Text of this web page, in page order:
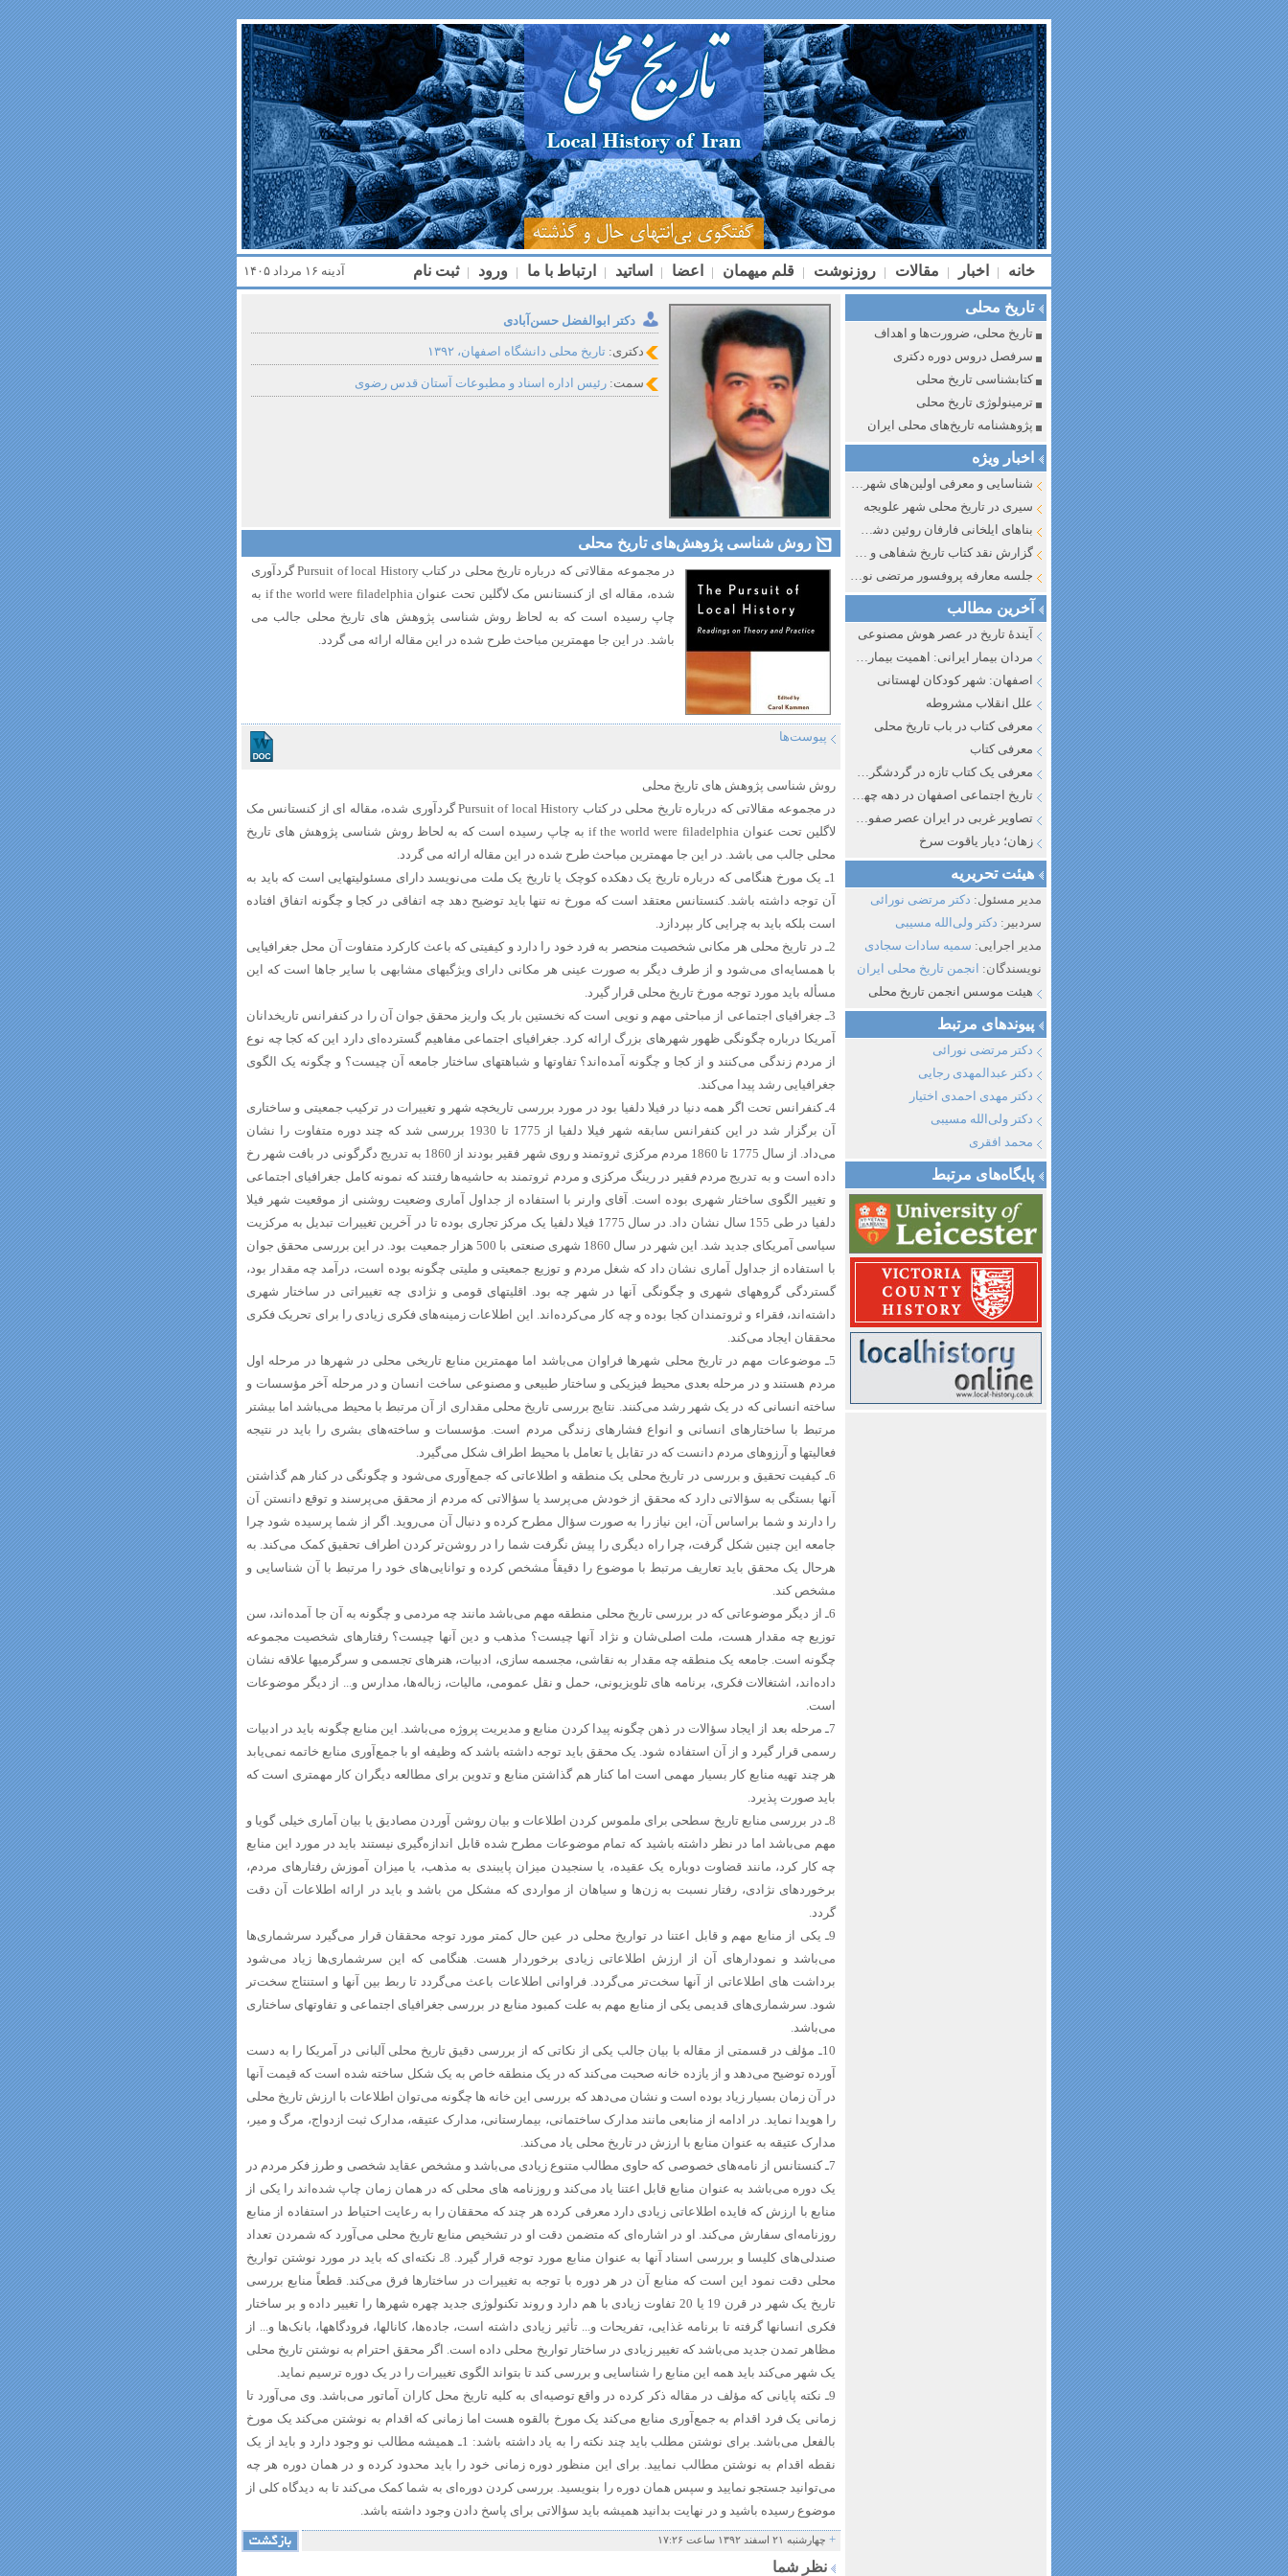
خانه | اخبار | مقالات | روزنوشت | قلم میهمان | اعضا | اساتید | ارتباط با ما | ورود | ثبت نام آدینه ۱۶ مرداد ۱۴۰۵
تاریخ محلی
تاریخ محلی، ضرورت‌ها و اهداف
سرفصل دروس دوره دکتری
کتابشناسی تاریخ محلی
ترمینولوژی تاریخ محلی
پژوهشنامه تاریخ‌های محلی ایران
اخبار ویژه
شناسایی و معرفی اولین‌های شهر مشهد
سیری در تاریخ محلی شهر علویجه
بناهای ایلخانی فارفان روئین دشت اصفهان
گزارش نقد کتاب تاریخ شفاهی و جایگاه آن در تاریخ نگاری معاصر ایران ۱۳۸۵-۱۳۵۸
جلسه معارفه پروفسور مرتضی نورائی در دپارتمان شرق‌شناسی دانشگاه صوفیا، بلغارستان
آخرین مطالب
آیندهٔ تاریخ در عصر هوش مصنوعی
مردان بیمار ایرانی: اهمیت بیماری به عنوان عاملی در تفسیر تاریخ سیاسی ایران جدید
اصفهان: شهر کودکان لهستانی
علل انقلاب مشروطه
معرفی کتاب در باب تاریخ محلی
معرفی کتاب
معرفی یک کتاب تازه در گردشگری اصفهان
تاریخ اجتماعی اصفهان در دهه چهل و پنجاه از نگاه طنز نوروز جمشاد
تصاویر غربی در ایران عصر صفوی و قاجار
زهان؛ دیار یاقوت سرخ
هیئت تحریریه
مدیر مسئول: دکتر مرتضی نورائی
سردبیر: دکتر ولی‌الله مسیبی
مدیر اجرایی: سمیه سادات سجادی
نویسندگان: انجمن تاریخ محلی ایران
هیئت موسس انجمن تاریخ محلی
پیوند‌های مرتبط
دکتر مرتضی نورائی
دکتر عبدالمهدی رجایی
دکتر مهدی احمدی اختیار
دکتر ولی‌الله مسیبی
محمد افقری
پایگاه‌های مرتبط
دکتر ابوالفضل حسن‌آبادی
دکتری: تاریخ محلی دانشگاه اصفهان، ۱۳۹۲
سمت: رئیس اداره اسناد و مطبوعات آستان قدس رضوی
روش شناسی پژوهش‌های تاریخ محلی
در مجموعه مقالاتی که درباره تاریخ محلی در کتاب Pursuit of local History گردآوری
شده، مقاله ای از کنستانس مک لاگلین تحت عنوان if the world were filadelphia به
چاپ رسیده است که به لحاظ روش شناسی پژوهش های تاریخ محلی جالب می
باشد. در این جا مهمترین مباحث طرح شده در این مقاله ارائه می گردد.
پیوست‌ها
روش شناسی پژوهش های تاریخ محلی
در مجموعه مقالاتی که درباره تاریخ محلی در کتاب Pursuit of local History گردآوری شده، مقاله ای از کنستانس مک
لاگلین تحت عنوان if the world were filadelphia به چاپ رسیده است که به لحاظ روش شناسی پژوهش های تاریخ
محلی جالب می باشد. در این جا مهمترین مباحث طرح شده در این مقاله ارائه می گردد.
1ـ یک مورخ هنگامی که درباره تاریخ یک دهکده کوچک یا تاریخ یک ملت می‌نویسد دارای مسئولیتهایی است که باید به
آن توجه داشته باشد. کنستانس معتقد است که مورخ نه تنها باید توضیح دهد چه اتفاقی در کجا و چگونه اتفاق افتاده
است بلکه باید به چرایی کار بپردازد.
2ـ در تاریخ محلی هر مکانی شخصیت منحصر به فرد خود را دارد و کیفیتی که باعث کارکرد متفاوت آن محل جغرافیایی
با همسایه‌ای می‌شود و از طرف دیگر به صورت عینی هر مکانی دارای ویژگیهای مشابهی با سایر جاها است که این
مسأله باید مورد توجه مورخ تاریخ محلی قرار گیرد.
3ـ جغرافیای اجتماعی از مباحثی مهم و نویی است که نخستین بار یک واریز محقق جوان آن را در کنفرانس تاریخدانان
آمریکا درباره چگونگی ظهور شهرهای بزرگ ارائه کرد. جغرافیای اجتماعی مفاهیم گسترده‌ای دارد این که کجا چه نوع
از مردم زندگی می‌کنند و از کجا و چگونه آمده‌اند؟ تفاوتها و شباهتهای ساختار جامعه آن چیست؟ و چگونه یک الگوی
جغرافیایی رشد پیدا می‌کند.
4ـ کنفرانس تحت اگر همه دنیا در فیلا دلفیا بود در مورد بررسی تاریخچه شهر و تغییرات در ترکیب جمعیتی و ساختاری
آن برگزار شد در این کنفرانس سابقه شهر فیلا دلفیا از 1775 تا 1930 بررسی شد که چند دوره متفاوت را نشان
می‌داد. از سال 1775 تا 1860 مردم مرکزی ثروتمند و روی شهر فقیر بودند از 1860 به تدریج دگرگونی در بافت شهر رخ
داده است و به تدریج مردم فقیر در رینگ مرکزی و مردم ثروتمند به حاشیه‌ها رفتند که نمونه کامل جغرافیای اجتماعی
و تغییر الگوی ساختار شهری بوده است. آقای وارنر با استفاده از جداول آماری وضعیت روشنی از موقعیت شهر فیلا
دلفیا در طی 155 سال نشان داد. در سال 1775 فیلا دلفیا یک مرکز تجاری بوده تا در آخرین تغییرات تبدیل به مرکزیت
سیاسی آمریکای جدید شد. این شهر در سال 1860 شهری صنعتی با 500 هزار جمعیت بود. در این بررسی محقق جوان
با استفاده از جداول آماری نشان داد که شغل مردم و توزیع جمعیتی و ملیتی چگونه بوده است، درآمد چه مقدار بود،
گستردگی گروههای شهری و چگونگی آنها در شهر چه بود. اقلیتهای قومی و نژادی چه تغییراتی در ساختار شهری
داشته‌اند، فقراء و ثروتمندان کجا بوده و چه کار می‌کرده‌اند. این اطلاعات زمینه‌های فکری زیادی را برای تحریک فکری
محققان ایجاد می‌کند.
5ـ موضوعات مهم در تاریخ محلی شهرها فراوان می‌باشد اما مهمترین منابع تاریخی محلی در شهرها در مرحله اول
مردم هستند و در مرحله بعدی محیط فیزیکی و ساختار طبیعی و مصنوعی ساخت انسان و در مرحله آخر مؤسسات و
ساخته انسانی که در یک شهر رشد می‌کنند. نتایج بررسی تاریخ محلی مقداری از آن مرتبط با محیط می‌‍باشد اما بیشتر
مرتبط با ساختارهای انسانی و انواع فشارهای زندگی مردم است. مؤسسات و ساخته‌های بشری را باید در نتیجه
فعالیتها و آرزوهای مردم دانست که در تقابل یا تعامل با محیط اطراف شکل می‌گیرد.
6ـ کیفیت تحقیق و بررسی در تاریخ محلی یک منطقه و اطلاعاتی که جمع‌آوری می‌شود و چگونگی در کنار هم گذاشتن
آنها بستگی به سؤالاتی دارد که محقق از خودش می‌پرسد یا سؤالاتی که مردم از محقق می‌پرسند و توقع دانستن آن
را دارند و شما براساس آن، این نیاز را به صورت سؤال مطرح کرده و دنبال آن می‌روید. اگر از شما پرسیده شود چرا
جامعه این چنین شکل گرفت، چرا راه دیگری را پیش نگرفت شما را در روشن‌تر کردن اطراف تحقیق کمک می‌کند. به
هرحال یک محقق باید تعاریف مرتبط با موضوع را دقیقاً مشخص کرده و توانایی‌های خود را مرتبط با آن شناسایی و
مشخص کند.
6ـ از دیگر موضوعاتی که در بررسی تاریخ محلی منطقه مهم می‌باشد مانند چه مردمی و چگونه به آن جا آمده‌اند، سن
توزیع چه مقدار هست، ملت اصلی‌شان و نژاد آنها چیست؟ مذهب و دین آنها چیست؟ رفتارهای شخصیت مجموعه
چگونه است. جامعه یک منطقه چه مقدار به نقاشی، مجسمه سازی، ادبیات، هنرهای تجسمی و سرگرمیها علاقه نشان
داده‌اند، اشتغالات فکری، برنامه های تلویزیونی، حمل و نقل عمومی، مالیات، زباله‌ها، مدارس و... از دیگر موضوعات
است.
7ـ مرحله بعد از ایجاد سؤالات در ذهن چگونه پیدا کردن منابع و مدیریت پروژه می‌باشد. این منابع چگونه باید در ادبیات
رسمی قرار گیرد و از آن استفاده شود. یک محقق باید توجه داشته باشد که وظیفه او با جمع‌آوری منابع خاتمه نمی‌یابد
هر چند تهیه منابع کار بسیار مهمی است اما کنار هم گذاشتن منابع و تدوین برای مطالعه دیگران کار مهمتری است که
باید صورت پذیرد.
8ـ در بررسی منابع تاریخ سطحی برای ملموس کردن اطلاعات و بیان روشن آوردن مصادیق یا بیان آماری خیلی گویا و
مهم می‌باشد اما در نظر داشته باشید که تمام موضوعات مطرح شده قابل اندازه‌گیری نیستند باید در مورد این منابع
چه کار کرد، مانند قضاوت دوباره یک عقیده، یا سنجیدن میزان پایبندی به مذهب، یا میزان آموزش رفتارهای مردم،
برخوردهای نژادی، رفتار نسبت به زن‌ها و سیاهان از مواردی که مشکل من باشد و باید در ارائه اطلاعات آن دقت
گردد.
9ـ یکی از منابع مهم و قابل اعتنا در تواریخ محلی در عین حال کمتر مورد توجه محققان قرار می‌گیرد سرشماری‌ها
می‌باشد و نمودارهای آن از ارزش اطلاعاتی زیادی برخوردار هست. هنگامی که این سرشماری‌ها زیاد می‌شود
برداشت های اطلاعاتی از آنها سخت‌تر می‌گردد. فراوانی اطلاعات باعث می‌گردد تا ربط بین آنها و استنتاج سخت‌تر
شود. سرشماری‌های قدیمی یکی از منابع مهم به علت کمبود منابع در بررسی جغرافیای اجتماعی و تفاوتهای ساختاری
می‌باشد.
10ـ مؤلف در قسمتی از مقاله با بیان جالب یکی از نکاتی که از بررسی دقیق تاریخ محلی آلبانی در آمریکا را به دست
آورده توضیح می‌دهد و از یازده خانه صحبت می‌کند که در یک منطقه خاص به یک شکل ساخته شده است که قیمت آنها
در آن زمان بسیار زیاد بوده است و نشان می‌دهد که بررسی این خانه ها چگونه می‌توان اطلاعات با ارزش تاریخ محلی
را هویدا نماید. در ادامه از منابعی مانند مدارک ساختمانی، بیمارستانی، مدارک عتیقه، مدارک ثبت ازدواج، مرگ و میر،
مدارک عتیقه به عنوان منابع با ارزش در تاریخ محلی یاد می‌کند.
7ـ کنستانس از نامه‌های خصوصی که حاوی مطالب متنوع زیادی می‌باشد و مشخص عقاید شخصی و طرز فکر مردم در
یک دوره می‌باشد به عنوان منابع قابل اعتنا یاد می‌کند و روزنامه های محلی که در همان زمان چاپ شده‌اند را یکی از
منابع با ارزش که فایده اطلاعاتی زیادی دارد معرفی کرده هر چند که محققان را به رعایت احتیاط در استفاده از منابع
روزنامه‌ای سفارش می‌کند. او در اشاره‌ای که متضمن دقت او در تشخیص منابع تاریخ محلی می‌آورد که شمردن تعداد
صندلی‌های کلیسا و بررسی اسناد آنها به عنوان منابع مورد توجه قرار گیرد. 8ـ نکته‌ای که باید در مورد نوشتن تواریخ
محلی دقت نمود این است که منابع آن در هر دوره با توجه به تغییرات در ساختارها فرق می‌کند. قطعاً منابع بررسی
تاریخ یک شهر در قرن 19 یا 20 تفاوت زیادی با هم دارد و روند تکنولوژی جدید چهره شهرها را تغییر داده و بر ساختار
فکری انسانها گرفته تا برنامه غذایی، تفریحات و... تأثیر زیادی داشته است، جاده‌ها، کانالها، فرودگاهها، بانک‌ها و... از
مظاهر تمدن جدید می‌باشد که تغییر زیادی در ساختار تواریخ محلی داده است. اگر محقق احترام به نوشتن تاریخ محلی
یک شهر می‌کند باید همه این منابع را شناسایی و بررسی کند تا بتواند الگوی تغییرات را در یک دوره ترسیم نماید.
9ـ نکته پایانی که مؤلف در مقاله ذکر کرده در واقع توصیه‌ای به کلیه تاریخ محل کاران آماتور می‌باشد. وی می‌آورد تا
زمانی یک فرد اقدام به جمع‌آوری منابع می‌کند یک مورخ بالقوه هست اما زمانی که اقدام به نوشتن می‌کند یک مورخ
بالفعل می‌باشد. برای نوشتن مطلب باید چند نکته را به یاد داشته باشد: 1ـ همیشه مطالب نو وجود دارد و باید از یک
نقطه اقدام به نوشتن مطالب نمایید. برای این منظور دوره زمانی خود را باید محدود کرده و در همان دوره هر چه
می‌توانید جستجو نمایید و سپس همان دوره را بنویسید. بررسی کردن دوره‌ای به شما کمک می‌کند تا به دیدگاه کلی از
موضوع رسیده باشید و در نهایت بدانید همیشه باید سؤالاتی برای پاسخ دادن وجود داشته باشد.
+ چهارشنبه ۲۱ اسفند ۱۳۹۲ ساعت ۱۷:۲۶
نظر شما